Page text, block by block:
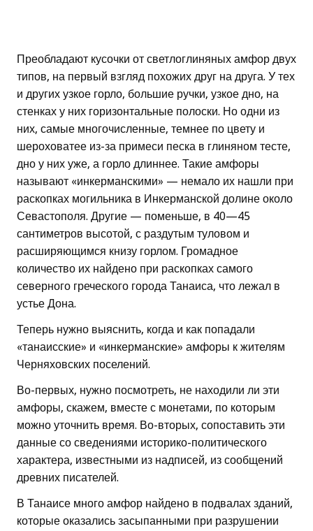
Преобладают кусочки от светлоглиняных амфор двух
типов, на первый взгляд похожих друг на друга. У тех
и других узкое горло, большие ручки, узкое дно, на
стенках у них горизонтальные полоски. Но одни из
них, самые многочисленные, темнее по цвету и
шероховатее из-за примеси песка в глиняном тесте,
дно у них уже, а горло длиннее. Такие амфоры
называют «инкерманскими» — немало их нашли при
раскопках могильника в Инкерманской долине около
Севастополя. Другие — поменьше, в 40—45
сантиметров высотой, с раздутым туловом и
расширяющимся книзу горлом. Громадное
количество их найдено при раскопках самого
северного греческого города Танаиса, что лежал в
устье Дона.
Теперь нужно выяснить, когда и как попадали
«танаисские» и «инкерманские» амфоры к жителям
Черняховских поселений.
Во-первых, нужно посмотреть, не находили ли эти
амфоры, скажем, вместе с монетами, по которым
можно уточнить время. Во-вторых, сопоставить эти
данные со сведениями историко-политического
характера, известными из надписей, из сообщений
древних писателей.
В Танаисе много амфор найдено в подвалах зданий,
которые оказались засыпанными при разрушении